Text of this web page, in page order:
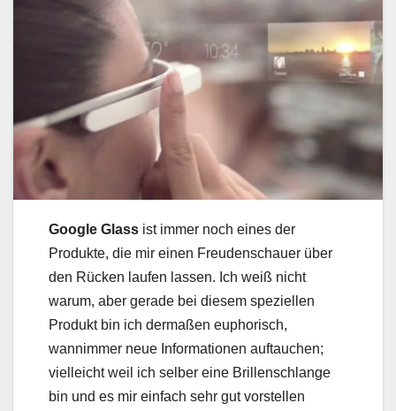
Google Glass ist immer noch eines der
Produkte, die mir einen Freudenschauer über
den Rücken laufen lassen. Ich weiß nicht
warum, aber gerade bei diesem speziellen
Produkt bin ich dermaßen euphorisch,
wannimmer neue Informationen auftauchen;
vielleicht weil ich selber eine Brillenschlange
bin und es mir einfach sehr gut vorstellen